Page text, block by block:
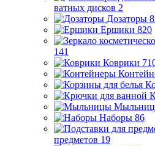
ватных дисков 2
Дозаторы
Ершики 820
141
Коврики
Наборы 86
предметов 19